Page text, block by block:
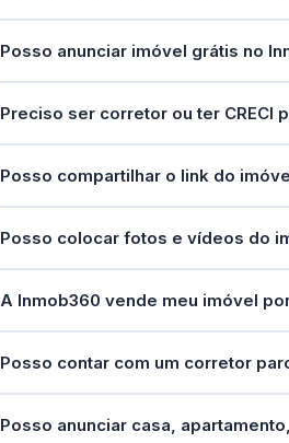
Posso anunciar imóvel grátis no
Preciso ser corretor ou ter CRECI
Posso compartilhar o link do
Posso colocar fotos e vídeos do
A Inmob360 vende meu imóvel
Posso contar com um corretor
Posso anunciar casa,